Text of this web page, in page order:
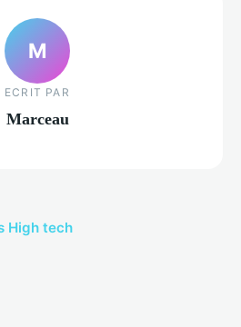
M
ECRIT PAR
Marceau
High tech